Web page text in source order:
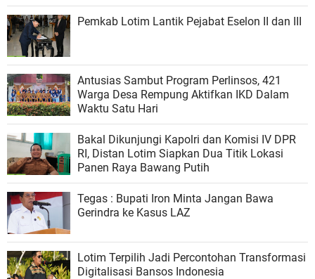
Pemkab Lotim Lantik Pejabat Eselon II dan III
Antusias Sambut Program Perlinsos, 421
Warga Desa Rempung Aktifkan IKD Dalam
Waktu Satu Hari
Bakal Dikunjungi Kapolri dan Komisi IV DPR
RI, Distan Lotim Siapkan Dua Titik Lokasi
Panen Raya Bawang Putih
Tegas : Bupati Iron Minta Jangan Bawa
Gerindra ke Kasus LAZ
Lotim Terpilih Jadi Percontohan Transformasi
Digitalisasi Bansos Indonesia